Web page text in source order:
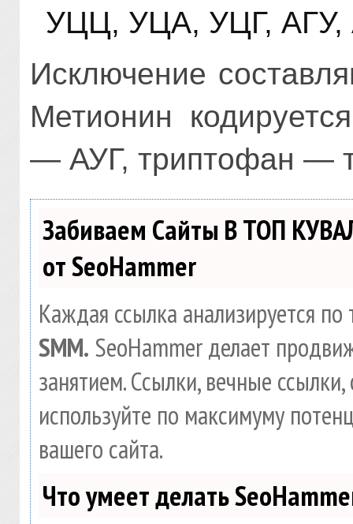
УЦЦ, УЦА, УЦГ, АГУ,
Исключение
Метионин
— АУГ, триптофан —
Забиваем Сайты В ТОП
от SeoHammer
Каждая ссылка анализируется
SMM. SeoHammer делает
занятием. Ссылки, вечные
используйте по максимуму
вашего сайта.
Что умеет делать